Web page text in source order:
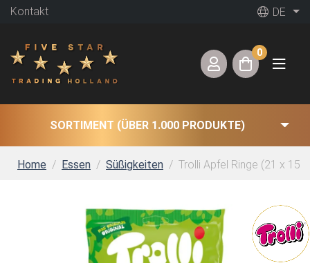
Kontakt DE
0
SORTIMENT (ÜBER 1.000 PRODUKTE)
Home Essen Süßigkeiten Trolli Apfel Ringe (21 x